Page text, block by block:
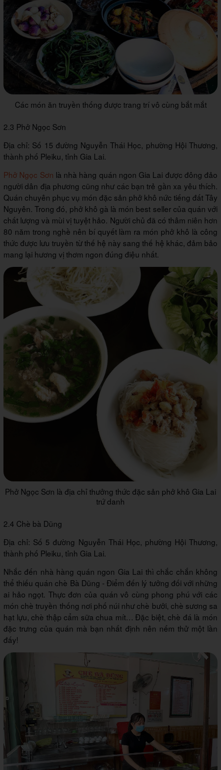
Các món ăn truyền thống được trang trí vô cùng bắt mắt
2.3 Phở Ngọc Sơn
Địa chỉ: Số 15 đường Nguyễn Thái Học, phường Hội Thương,
thành phố Pleiku, tỉnh Gia Lai.
Phở Ngọc Sơn là nhà hàng quán ngon Gia Lai được đông đảo
người dân địa phương cũng như các bạn trẻ gần xa yêu thích.
Quán chuyên phục vụ món đặc sản phở khô nức tiếng đất Tây
Nguyên. Trong đó, phở khô gà là món best seller của quán với
chất lượng và mùi vị tuyệt hảo. Người chủ đã có thâm niên hơn
80 năm trong nghề nên bí quyết làm ra món phở khô là công
thức được lưu truyền từ thế hệ này sang thế hệ khác, đảm bảo
mang lại hương vị thơm ngon đúng điệu nhất.
Phở Ngọc Sơn là địa chỉ thưởng thức đặc sản phở khô Gia Lai
trứ danh
2.4 Chè bà Dũng
Địa chỉ: Số 5 đường Nguyễn Thái Học, phường Hội Thương,
thành phố Pleiku, tỉnh Gia Lai.
Nhắc đến nhà hàng quán ngon Gia Lai thì chắc chắn không
thể thiếu quán chè Bà Dũng - Điểm đến lý tưởng đối với những
ai hảo ngọt. Thực đơn của quán vô cùng phong phú với các
món chè truyền thống nơi phố núi như chè bưởi, chè sương sa
hạt lựu, chè thập cẩm sữa chua mít… Đặc biệt, chè đá là món
đặc trưng của quán mà bạn nhất định nên nếm thử một lần
đấy!